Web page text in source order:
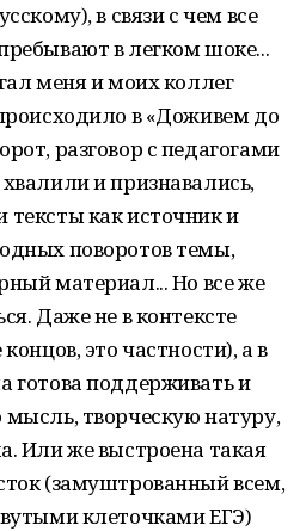
в связи с чем все
в легком шоке...
меня и моих коллег
в «Доживем до
разговор с педагогами
и признавались,
как источник и
поворотов темы,
материал... Но все же
Даже не в контексте
это частности), а в
готова поддерживать и
мысль, творческую натуру,
Или же выстроена такая
(замуштрованный всем,
клеточками ЕГЭ)